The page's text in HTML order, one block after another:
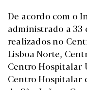
De acordo com o
administrado a 33
realizados no
Lisboa Norte,
Centro Hospitalar
Centro Hospitalar